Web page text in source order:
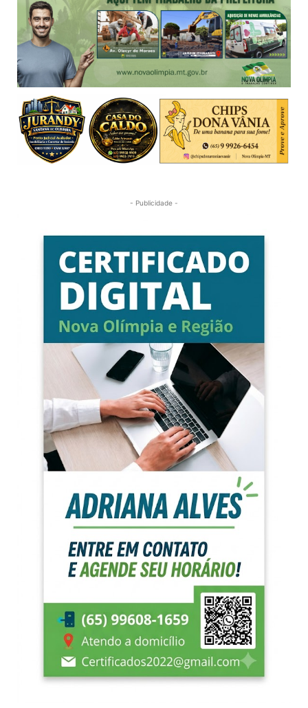
- Publicidade -